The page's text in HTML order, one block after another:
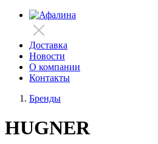
Доставка
Новости
О компании
Контакты
Бренды
HUGNER